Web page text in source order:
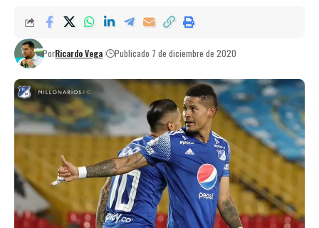
PorRicardo Vega Publicado 7 de diciembre de 2020